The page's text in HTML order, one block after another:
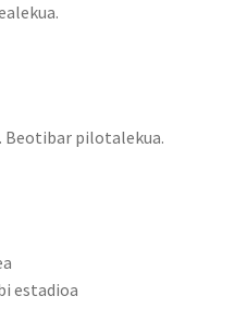
Beotibar pilotalekua.
estadioa